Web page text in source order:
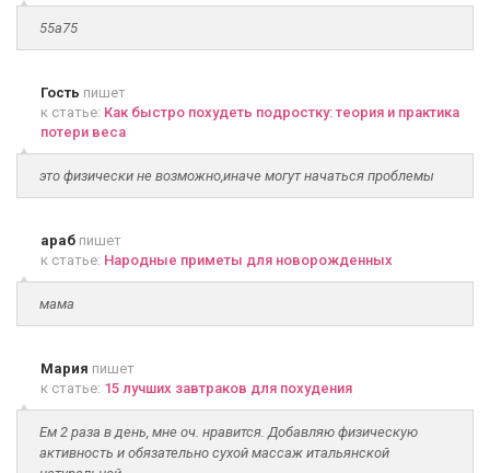
55а75
Гость пишет
к статье: Как быстро похудеть подростку: теория и практика
потери веса
это физически не возможно,иначе могут начаться проблемы
араб пишет
к статье: Народные приметы для новорожденных
мама
Мария пишет
к статье: 15 лучших завтраков для похудения
Ем 2 раза в день, мне оч. нравится. Добавляю физическую
активность и обязательно сухой массаж итальянской